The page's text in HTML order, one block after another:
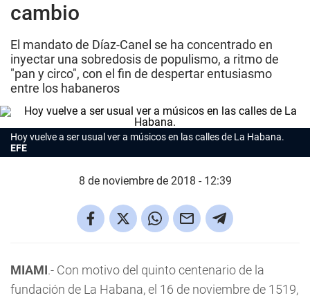
cambio
El mandato de Díaz-Canel se ha concentrado en
inyectar una sobredosis de populismo, a ritmo de
"pan y circo", con el fin de despertar entusiasmo
entre los habaneros
Hoy vuelve a ser usual ver a músicos en las calles de La Habana.
EFE
8 de noviembre de 2018 - 12:39
MIAMI.- Con motivo del quinto centenario de la
fundación de La Habana, el 16 de noviembre de 1519,